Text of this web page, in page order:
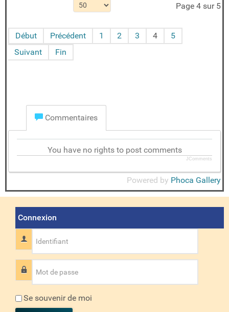
Page 4 sur 5
Début Précédent 1 2 3 4
5
Suivant
Fin
Commentaires
You have no rights to post comments
JComments
Powered by Phoca Gallery
Connexion
Identifiant
Mot de passe
Se souvenir de moi